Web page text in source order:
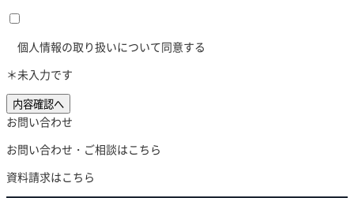
個人情報の取り扱いについて同意する
＊未入力です
内容確認へ
お問い合わせ
お問い合わせ・ご相談はこちら
資料請求はこちら